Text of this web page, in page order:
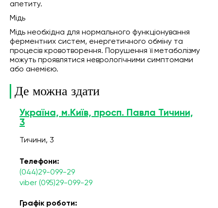
апетиту.
Мідь
Мідь необхідна для нормального функціонування
ферментних систем, енергетичного обміну та
процесів кровотворення. Порушення її метаболізму
можуть проявлятися неврологічними симптомами
або анемією.
Де можна здати
Україна, м.Київ, просп. Павла Тичини,
3
Тичини, 3
Телефони:
(044)29-099-29
viber (095)29-099-29
Графік роботи: